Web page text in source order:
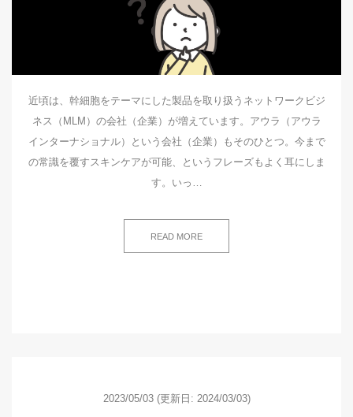
近頃は、幹細胞をテーマにした製品を取り扱うネットワークビジ
ネス（MLM）の会社（企業）が増えています。アウラ（アウラ
インターナショナル）という会社（企業）もそのひとつ。今まで
の常識を覆すスキンケアが可能、というフレーズもよく耳にしま
す。いっ…
READ MORE
2023/05/03 (更新日: 2024/03/03)